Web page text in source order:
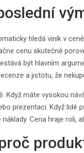
hledá viník v
cenu skutečně
být hlavním
a jistotu, že
Když máte vysokou
prezentaci. Když lidé
Cena hraje roli,